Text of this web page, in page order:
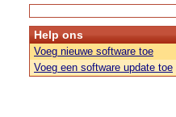
Help ons
Voeg nieuwe software toe
Voeg een software update toe